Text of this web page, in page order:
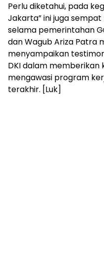
Perlu diketahui, pada
Jakarta” ini juga
selama pemerintahan
dan Wagub Ariza Patra
menyampaikan
DKI dalam
mengawasi program
terakhir. [Luk]